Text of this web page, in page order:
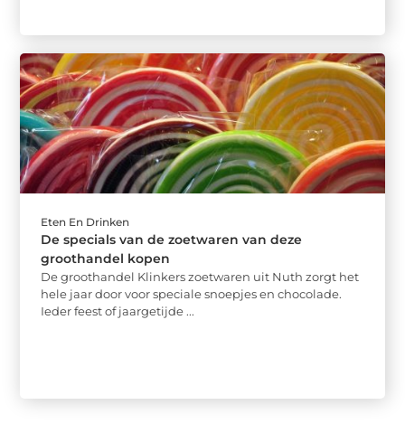
Eten En Drinken
De specials van de zoetwaren van deze
groothandel kopen
De groothandel Klinkers zoetwaren uit Nuth zorgt het
hele jaar door voor speciale snoepjes en chocolade.
Ieder feest of jaargetijde ...